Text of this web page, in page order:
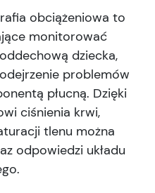
obciążeniowa to
monitorować
dziecka,
problemów
płucną. Dzięki
ciśnienia krwi,
tlenu można
odpowiedzi układu